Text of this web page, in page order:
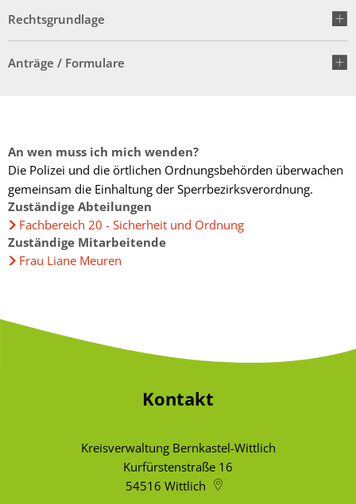
Bachelor of Arts
Vergaben
Öffentliche Bekanntmachungen
Kreishaus & Fritz von Wille
E-Rechnungen
Radverkehr
LEADER
Über uns
Pflege
Ehrenamtliche Vormundschaft
Kulturpreis des Landkreises
Rechtsgrundlage
Anträge / Formulare
An wen muss ich mich wenden?
Die Polizei und die örtlichen Ordnungsbehörden überwachen
gemeinsam die Einhaltung der Sperrbezirksverordnung.
Zuständige Abteilungen
Fachbereich 20 - Sicherheit und Ordnung
Zuständige Mitarbeitende
Frau Liane Meuren
Kontakt
Kreisverwaltung Bernkastel-Wittlich
Kurfürstenstraße 16
54516 Wittlich